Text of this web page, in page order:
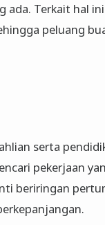
ada. Terkait hal
peluang
serta
pekerjaan
beriringan